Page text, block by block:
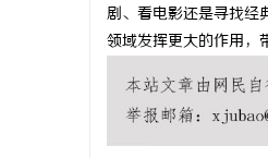
剧、看电影还是寻找经
领域发挥更大的作用，